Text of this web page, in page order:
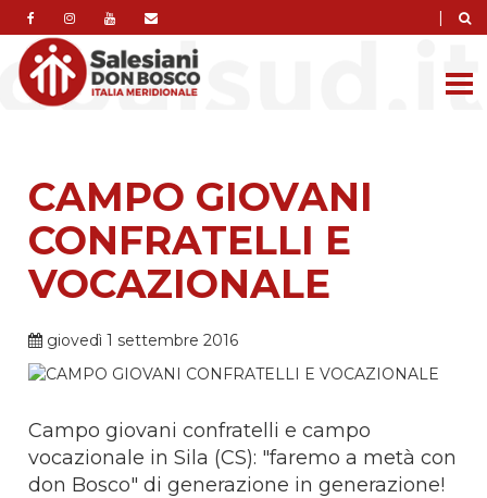
|
CAMPO GIOVANI
CONFRATELLI E
VOCAZIONALE
giovedì 1 settembre 2016
Campo giovani confratelli e campo
vocazionale in Sila (CS): "faremo a metà con
don Bosco" di generazione in generazione!